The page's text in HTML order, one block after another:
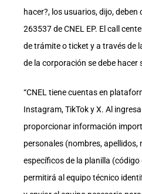
hacer?, los usuarios, dijo,
263537 de CNEL EP. El call
de trámite o ticket y a través de
de la corporación se debe hacer
“CNEL tiene cuentas en
Instagram, TikTok y X. Al
proporcionar información
personales (nombres, apellidos,
específicos de la planilla
permitirá al equipo técnico